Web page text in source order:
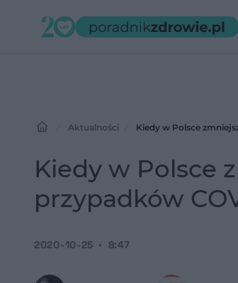
Aktualności Kiedy w Polsce
Kiedy w Polsce
przypadków
2020-10-25 8:47